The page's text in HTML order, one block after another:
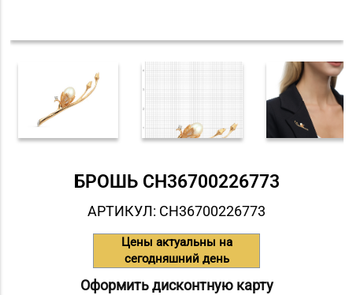
БРОШЬ СH36700226773
АРТИКУЛ: СH36700226773
Цены актуальны на
сегодняшний день
Оформить дисконтную карту